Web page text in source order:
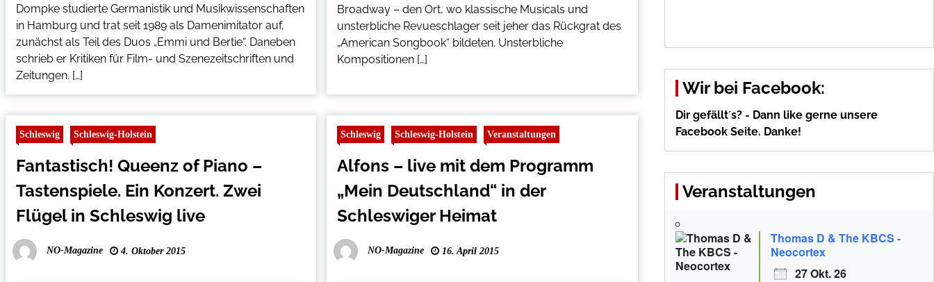
Dompke studierte Germanistik und Musikwissenschaften
in Hamburg und trat seit 1989 als Damenimitator auf,
zunächst als Teil des Duos „Emmi und Bertie“. Daneben
schrieb er Kritiken für Film- und Szenezeitschriften und
Zeitungen. […]
Broadway – den Ort, wo klassische Musicals und
unsterbliche Revueschlager seit jeher das Rückgrat des
„American Songbook“ bildeten. Unsterbliche
Kompositionen […]
Schleswig Schleswig-Holstein
Fantastisch! Queenz of Piano –
Tastenspiele. Ein Konzert. Zwei
Flügel in Schleswig live
NO-Magazine 4. Oktober 2015
Schleswig Schleswig-Holstein Veranstaltungen
Alfons – live mit dem Programm
„Mein Deutschland“ in der
Schleswiger Heimat
NO-Magazine 16. April 2015
Wir bei Facebook:
Dir gefällt´s? - Dann like gerne unsere
Facebook Seite. Danke!
Veranstaltungen
Thomas D & The KBCS -
Neocortex
27 Okt. 26